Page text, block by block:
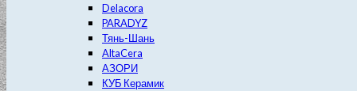
Delacora
PARADYZ
Тянь-Шань
AltaCera
АЗОРИ
КУБ Керамик